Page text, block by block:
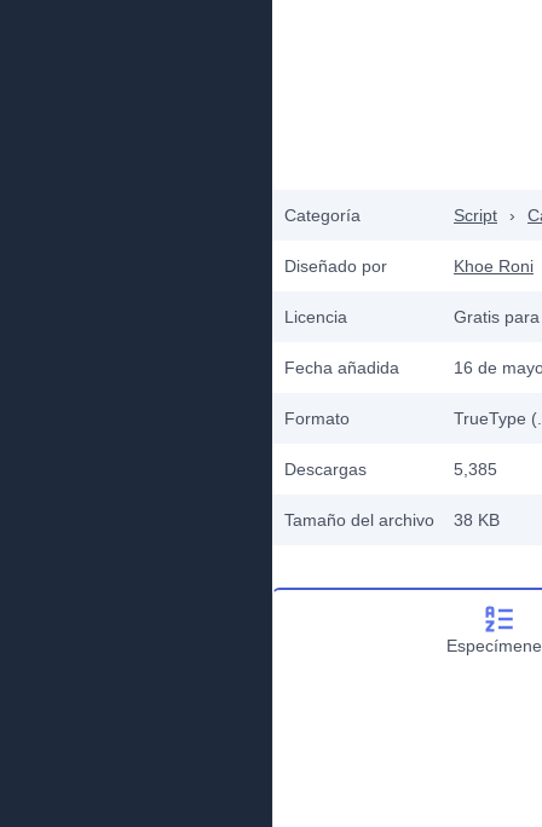
Categoría Script ›
Diseñado por Khoe Roni
Licencia Gratis
Fecha añadida 16 de
Formato TrueType
Descargas 5,385
Tamaño del archivo 38 KB